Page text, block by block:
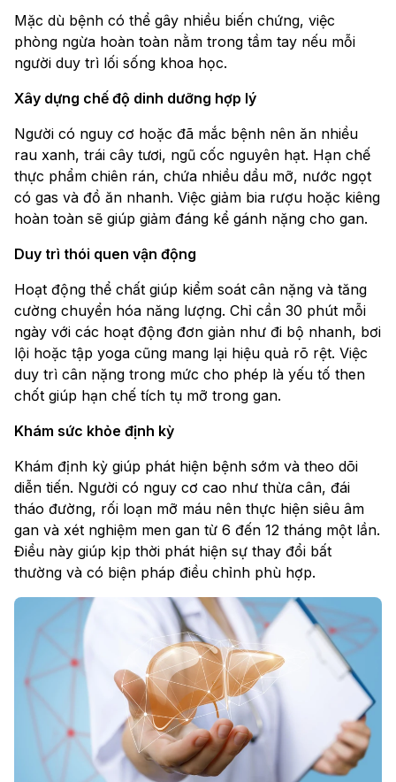
Mặc dù bệnh có thể gây nhiều biến chứng, việc
phòng ngừa hoàn toàn nằm trong tầm tay nếu mỗi
người duy trì lối sống khoa học.
Xây dựng chế độ dinh dưỡng hợp lý
Người có nguy cơ hoặc đã mắc bệnh nên ăn nhiều
rau xanh, trái cây tươi, ngũ cốc nguyên hạt. Hạn chế
thực phẩm chiên rán, chứa nhiều dầu mỡ, nước ngọt
có gas và đồ ăn nhanh. Việc giảm bia rượu hoặc kiêng
hoàn toàn sẽ giúp giảm đáng kể gánh nặng cho gan.
Duy trì thói quen vận động
Hoạt động thể chất giúp kiểm soát cân nặng và tăng
cường chuyển hóa năng lượng. Chỉ cần 30 phút mỗi
ngày với các hoạt động đơn giản như đi bộ nhanh, bơi
lội hoặc tập yoga cũng mang lại hiệu quả rõ rệt. Việc
duy trì cân nặng trong mức cho phép là yếu tố then
chốt giúp hạn chế tích tụ mỡ trong gan.
Khám sức khỏe định kỳ
Khám định kỳ giúp phát hiện bệnh sớm và theo dõi
diễn tiến. Người có nguy cơ cao như thừa cân, đái
tháo đường, rối loạn mỡ máu nên thực hiện siêu âm
gan và xét nghiệm men gan từ 6 đến 12 tháng một lần.
Điều này giúp kịp thời phát hiện sự thay đổi bất
thường và có biện pháp điều chỉnh phù hợp.